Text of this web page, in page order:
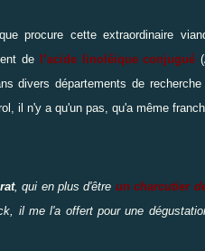
procure cette extraordinaire
de l’acide linoléique conjugué
divers départements de
il n'y a qu'un pas, qu'a même
, qui en plus d'être un charcutier
il me l'a offert pour une